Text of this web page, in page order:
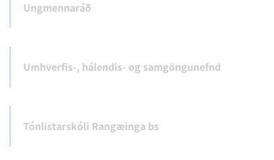
Ungmennaráð
Umhverfis-, hálendis- og samgöngunefnd
Tónlistarskóli Rangæinga bs